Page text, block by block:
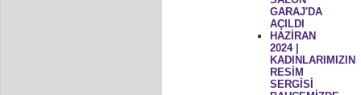
GARAJ'DA
AÇILDI
HAZİRAN
2024 |
KADINLARIMIZIN
RESİM
SERGİSİ